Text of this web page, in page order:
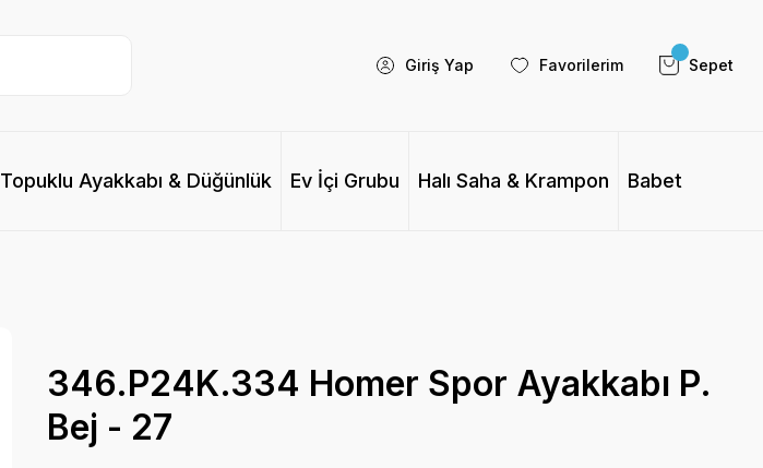
Giriş Yap Favorilerim Sepet
Topuklu Ayakkabı & Düğünlük Ev İçi Grubu Halı Saha & Krampon Babet
346.P24K.334 Homer Spor Ayakkabı P.
Bej - 27